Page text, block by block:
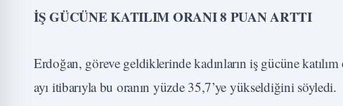
İŞ GÜCÜNE KATILIM ORANI 8 PUAN ARTTI
Erdoğan, göreve geldiklerinde kadınların iş gücüne
ayı itibarıyla bu oranın yüzde 35,7’ye yükseldiğini söyledi.